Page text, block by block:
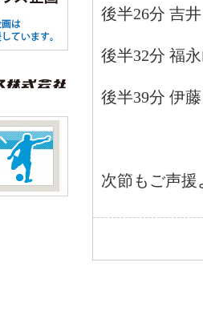
後半26分 吉
後半32分 福
後半39分 伊
次節もご声